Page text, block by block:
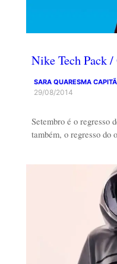
Nike Tech Pack /
SARA QUARESMA
29/08/2014
Setembro é o regresso
também, o regresso